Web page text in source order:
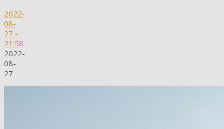
2022-
08-
27 -
21:58
2022-
08-
27